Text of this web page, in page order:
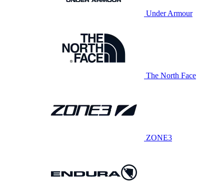
Under Armour
The North Face
ZONE3